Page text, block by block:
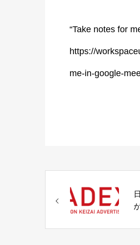
“Take notes for
https://
me-in-google-